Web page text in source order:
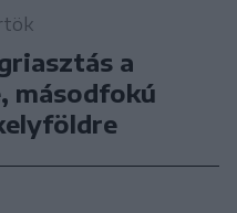
a
másodfokú